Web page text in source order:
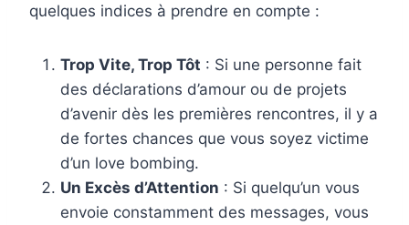
quelques indices à prendre en compte :
Trop Vite, Trop Tôt : Si une personne fait
des déclarations d’amour ou de projets
d’avenir dès les premières rencontres, il y a
de fortes chances que vous soyez victime
d’un love bombing.
Un Excès d’Attention : Si quelqu’un vous
envoie constamment des messages, vous